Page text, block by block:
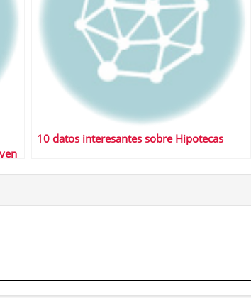
10 datos interesantes sobre Hipotecas